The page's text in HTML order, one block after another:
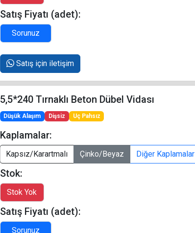
Satış Fiyatı (adet):
Satış için iletişim
5,5*240 Tırnaklı Beton Dübel Vidası
Düşük Alaşım Dişsiz Uç Pahsız
Kaplamalar:
Kapsız/Karartmalı Çinko/Beyaz Diğer Kaplamalar
Stok:
Satış Fiyatı (adet):